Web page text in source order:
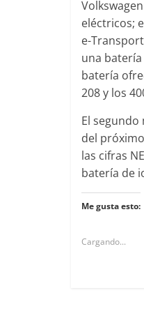
eléctricos;
e-
una
batería
208 y los
El
del
las cifras
batería de
Me gusta esto:
Cargando...